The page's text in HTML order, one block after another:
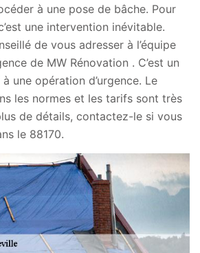
à une pose de bâche. Pour
une intervention inévitable.
de vous adresser à l’équipe
de MW Rénovation . C’est un
une opération d’urgence. Le
les normes et les tarifs sont très
de détails, contactez-le si vous
le 88170.